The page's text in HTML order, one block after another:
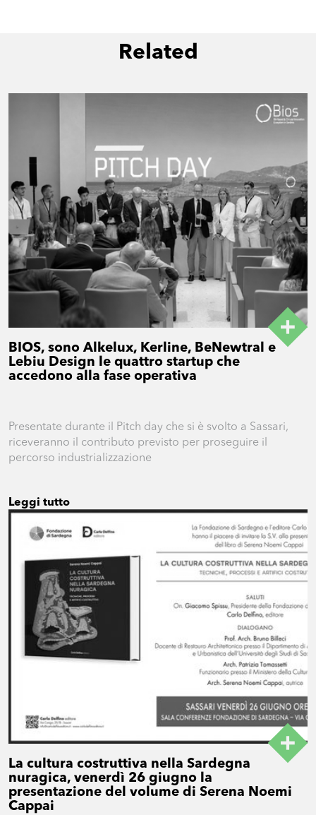
Related
BIOS, sono Alkelux, Kerline, BeNewtral e
Lebiu Design le quattro startup che
accedono alla fase operativa
Presentate durante il Pitch day che si è svolto a Sassari,
riceveranno il contributo previsto per proseguire il
percorso industrializzazione
Leggi tutto
La cultura costruttiva nella Sardegna
nuragica, venerdì 26 giugno la
presentazione del volume di Serena Noemi
Cappai